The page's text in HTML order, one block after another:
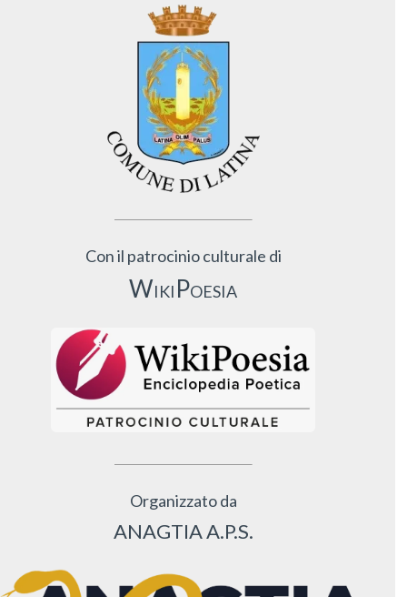
Con il patrocinio culturale di
WikiPoesia
Organizzato da
ANAGTIA A.P.S.